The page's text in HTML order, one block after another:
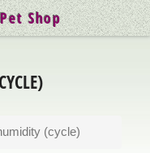
(cycle)
Shop